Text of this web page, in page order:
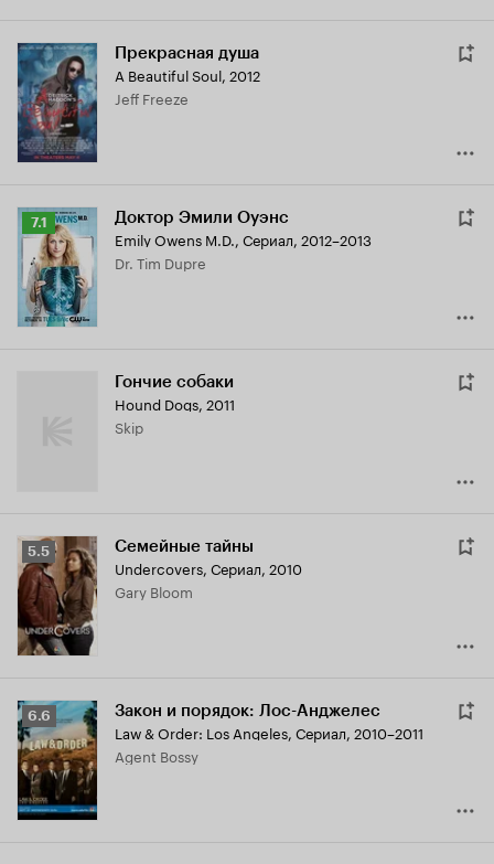
Прекрасная душа
A Beautiful Soul, 2012
Jeff Freeze
Рейтинг
Кинопоиска
7.1
7.1 Доктор Эмили Оуэнс
Emily Owens M.D., Сериал, 2012–2013
Dr. Tim Dupre
Гончие собаки
Hound Dogs, 2011
Skip
Рейтинг
Кинопоиска
5.5
5.5 Семейные тайны
Undercovers, Сериал, 2010
Gary Bloom
Рейтинг
Кинопоиска
6.6
6.6 Закон и порядок: Лос-Анджелес
Law & Order: Los Angeles, Сериал, 2010–2011
Agent Bossy